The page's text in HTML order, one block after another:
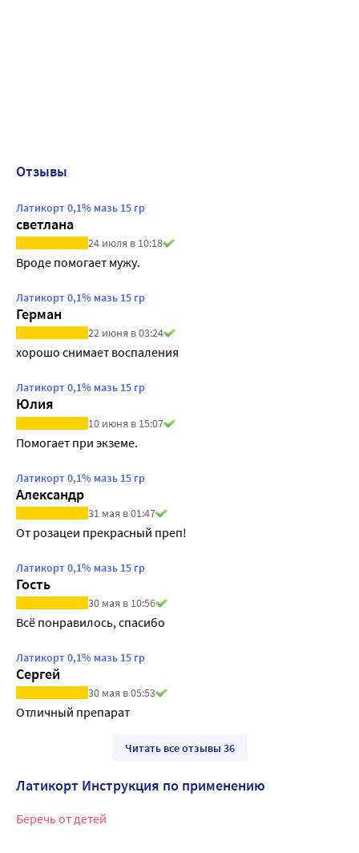
Отзывы
Латикорт 0,1% мазь 15 гр
светлана
24 июля в 10:18
Вроде помогает мужу.
Латикорт 0,1% мазь 15 гр
Герман
22 июня в 03:24
хорошо снимает воспаления
Латикорт 0,1% мазь 15 гр
Юлия
10 июня в 15:07
Помогает при экземе.
Латикорт 0,1% мазь 15 гр
Александр
31 мая в 01:47
От розацеи прекрасный преп!
Латикорт 0,1% мазь 15 гр
Гость
30 мая в 10:56
Всё понравилось, спасибо
Латикорт 0,1% мазь 15 гр
Сергей
30 мая в 05:53
Отличный препарат
Читать все отзывы 36
Латикорт Инструкция по применению
Беречь от детей